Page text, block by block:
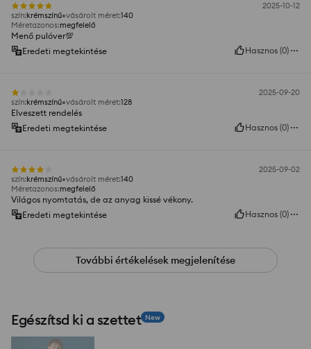
2025-10-12
szín:krémszínű vásárolt méret:140
Méretazonos:megfelelő
Menő pulóver💯
Eredeti megtekintése
Hasznos (0)
2025-09-20
szín:krémszínű vásárolt méret:128
Elveszett rendelés
Eredeti megtekintése
Hasznos (0)
2025-09-02
szín:krémszínű vásárolt méret:140
Méretazonos:megfelelő
Világos nyomtatás, de az anyag kissé vékony.
Eredeti megtekintése
Hasznos (0)
További értékelések megjelenítése
Egészítsd ki a szettet New